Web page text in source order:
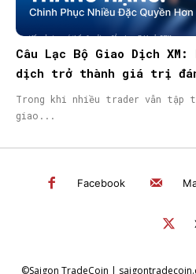
Câu Lạc Bộ Giao Dịch
dịch trở thành giá trị
Trong khi nhiều trader vẫn tập
giao...
Facebook
©Saigon TradeCoin |